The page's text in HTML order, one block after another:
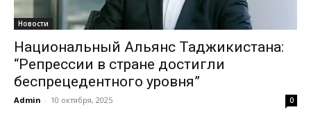
Новости
Национальный Альянс Таджикистана:
“Репрессии в стране достигли
беспрецедентного уровня”
Admin - 10 октября, 2025 0